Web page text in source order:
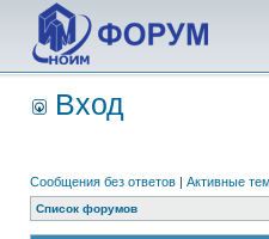
Вход
Сообщения без ответов | Активные
Список форумов